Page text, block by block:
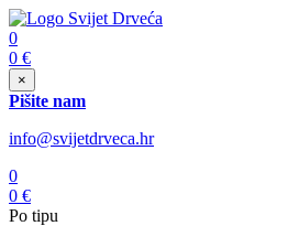
0
0 €
×
Pišite nam
info@svijetdrveca.hr
0
0 €
Po tipu